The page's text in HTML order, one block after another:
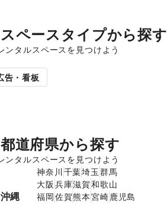
ペースタイプから探す
ンタルスペースを見つけよう
ピングモール
告・看板
道府県から探す
ンタルスペースを見つけよう
神奈川 千葉埼玉 群馬
大阪 兵庫滋賀和歌山
縄 福岡佐賀熊本宮崎鹿児島